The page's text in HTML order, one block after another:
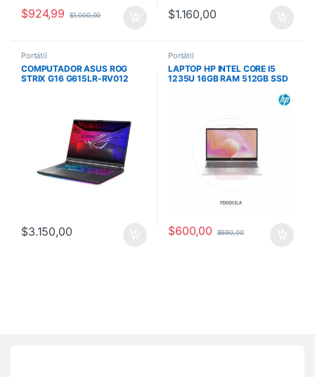
$924,99 $1.000,00 $1.160,00
Portátil
COMPUTADOR ASUS ROG
STRIX G16 G615LR-RV012
$3.150,00
Portátil
LAPTOP HP INTEL CORE I5
1235U 16GB RAM 512GB SSD
SISTEMA OPERATIVO, SILVER
$600,00 $690,00